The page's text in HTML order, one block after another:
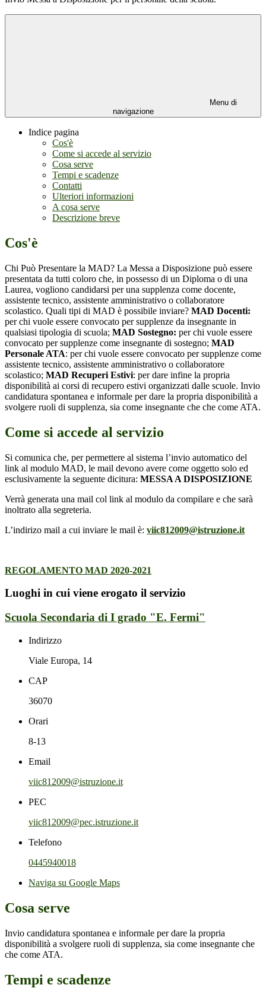
Menu di
navigazione
Indice pagina
Cos'è
Come si accede al servizio
Cosa serve
Tempi e scadenze
Contatti
Ulteriori informazioni
A cosa serve
Descrizione breve
Cos'è
Chi Può Presentare la MAD? La Messa a Disposizione può essere
presentata da tutti coloro che, in possesso di un Diploma o di una
Laurea, vogliono candidarsi per una supplenza come docente,
assistente tecnico, assistente amministrativo o collaboratore
scolastico. Quali tipi di MAD è possibile inviare? MAD Docenti:
per chi vuole essere convocato per supplenze da insegnante in
qualsiasi tipologia di scuola; MAD Sostegno: per chi vuole essere
convocato per supplenze come insegnante di sostegno; MAD
Personale ATA: per chi vuole essere convocato per supplenze come
assistente tecnico, assistente amministrativo o collaboratore
scolastico; MAD Recuperi Estivi: per dare infine la propria
disponibilità ai corsi di recupero estivi organizzati dalle scuole. Invio
candidatura spontanea e informale per dare la propria disponibilità a
svolgere ruoli di supplenza, sia come insegnante che che come ATA.
Come si accede al servizio
Si comunica che, per permettere al sistema l’invio automatico del
link al modulo MAD, le mail devono avere come oggetto solo ed
esclusivamente la seguente dicitura: MESSA A DISPOSIZIONE
Verrà generata una mail col link al modulo da compilare e che sarà
inoltrato alla segreteria.
L’indirizo mail a cui inviare le mail è: viic812009@istruzione.it
REGOLAMENTO MAD 2020-2021
Luoghi in cui viene erogato il servizio
Scuola Secondaria di I grado "E. Fermi"
Indirizzo
Viale Europa, 14
CAP
36070
Orari
8-13
Email
viic812009@istruzione.it
PEC
viic812009@pec.istruzione.it
Telefono
0445940018
Naviga su Google Maps
Cosa serve
Invio candidatura spontanea e informale per dare la propria
disponibilità a svolgere ruoli di supplenza, sia come insegnante che
che come ATA.
Tempi e scadenze